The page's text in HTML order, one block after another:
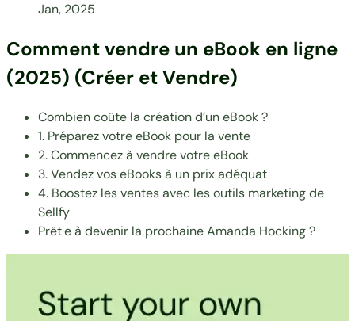
Jan, 2025
Comment vendre un eBook en ligne
(2025) (Créer et Vendre)
Combien coûte la création d’un eBook ?
1. Préparez votre eBook pour la vente
2. Commencez à vendre votre eBook
3. Vendez vos eBooks à un prix adéquat
4. Boostez les ventes avec les outils marketing de
Sellfy
Prêt·e à devenir la prochaine Amanda Hocking ?